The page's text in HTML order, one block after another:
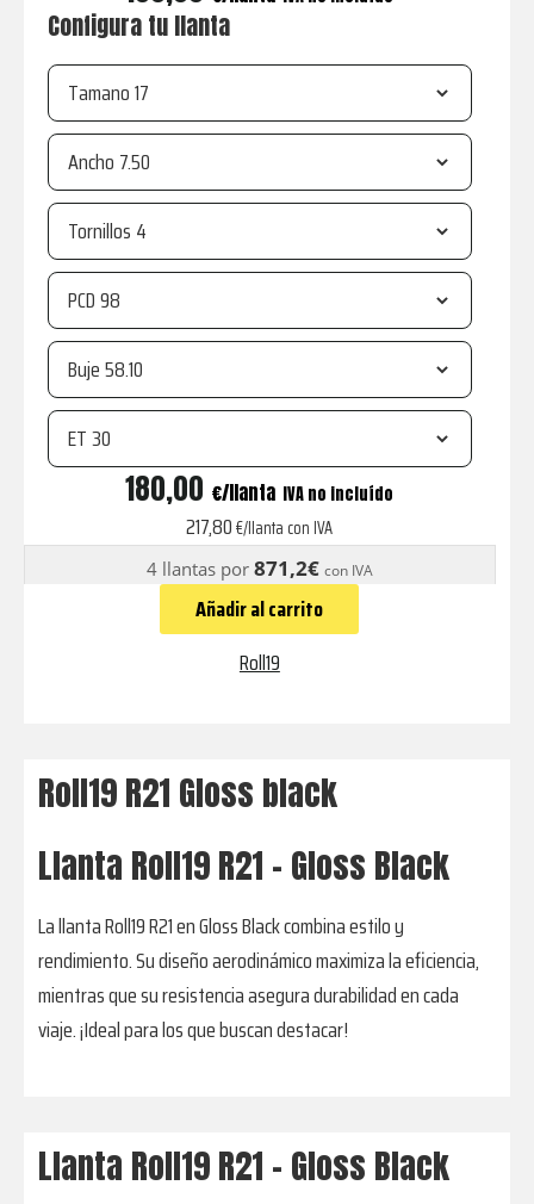
Configura tu llanta
Tamano
Ancho
Tornillos
PCD
Buje
ET
black
cantidad
180,00 € IVA no incluído
217,80€/llanta con IVA
4 llantas por 871,2€ con IVA
Añadir al carrito
Roll19
Roll19 R21 Gloss black
Llanta Roll19 R21 - Gloss Black
La llanta Roll19 R21 en Gloss Black combina estilo y
rendimiento. Su diseño aerodinámico maximiza la eficiencia,
mientras que su resistencia asegura durabilidad en cada
viaje. ¡Ideal para los que buscan destacar!
Llanta Roll19 R21 – Gloss Black